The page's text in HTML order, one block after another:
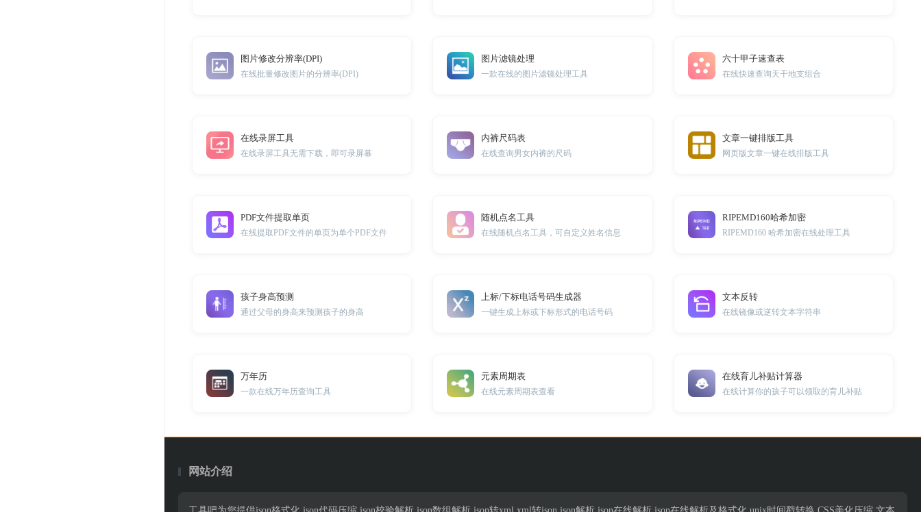
图片修改分辨率(DPI)
在线批量修改图片的分辨率(DPI)
图片滤镜处理
一款在线的图片滤镜处理工具
六十甲子速查表
在线快速查询天干地支组合
在线录屏工具
在线录屏工具无需下载，即可录屏幕
内裤尺码表
在线查询男女内裤的尺码
文章一键排版工具
网页版文章一键在线排版工具
PDF文件提取单页
在线提取PDF文件的单页为单个PDF文件
随机点名工具
在线随机点名工具，可自定义姓名信息
RIPEMD160哈希加密
RIPEMD160 哈希加密在线处理工具
孩子身高预测
通过父母的身高来预测孩子的身高
上标/下标电话号码生成器
一键生成上标或下标形式的电话号码
文本反转
在线镜像或逆转文本字符串
万年历
一款在线万年历查询工具
元素周期表
在线元素周期表查看
在线育儿补贴计算器
在线计算你的孩子可以领取的育儿补贴
网站介绍
工具吧为您提供json格式化,json代码压缩,json校验解析,json数组解析,json转xml,xml转json,json解析,json在线解析,json在线解析及格式化,unix时间戳转换,CSS美化压缩,文本